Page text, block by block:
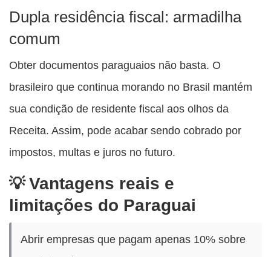
Dupla residência fiscal: armadilha
comum
Obter documentos paraguaios não basta. O
brasileiro que continua morando no Brasil mantém
sua condição de residente fiscal aos olhos da
Receita. Assim, pode acabar sendo cobrado por
impostos, multas e juros no futuro.
Vantagens reais e
limitações do Paraguai
Abrir empresas que pagam apenas 10% sobre